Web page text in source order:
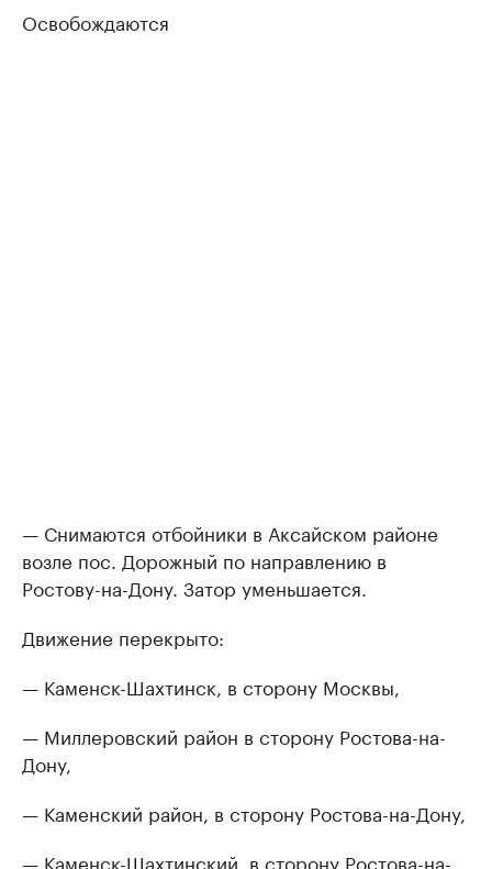
Освобождаются
— Снимаются отбойники в Аксайском районе
возле пос. Дорожный по направлению в
Ростову-на-Дону. Затор уменьшается.
Движение перекрыто:
— Каменск-Шахтинск, в сторону Москвы,
— Миллеровский район в сторону Ростова-на-
Дону,
— Каменский район, в сторону Ростова-на-Дону,
— Каменск-Шахтинский, в сторону Ростова-на-